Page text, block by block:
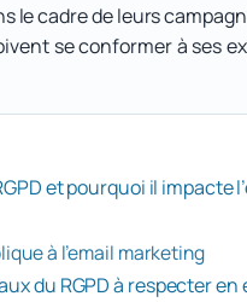
le cadre de leurs
se conformer à ses
et pourquoi il impacte
à l’email marketing
du RGPD à respecter en